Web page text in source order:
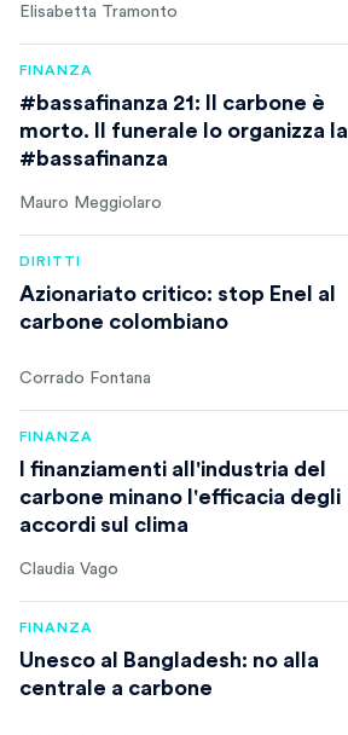
Elisabetta Tramonto
FINANZA
#bassafinanza 21: Il carbone è
morto. Il funerale lo organizza la
#bassafinanza
Mauro Meggiolaro
DIRITTI
Azionariato critico: stop Enel al
carbone colombiano
Corrado Fontana
FINANZA
I finanziamenti all'industria del
carbone minano l'efficacia degli
accordi sul clima
Claudia Vago
FINANZA
Unesco al Bangladesh: no alla
centrale a carbone